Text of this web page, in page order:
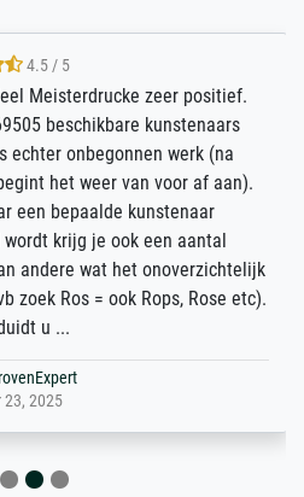
zeer positief.
kunstenaars
werk (na
weer van voor af aan).
kunstenaar
je ook een aantal
wat het onoverzichtelijk
= ook Rops, Rose etc).